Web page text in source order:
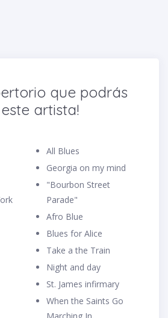
que podrás
artista!
All Blues
Georgia on my mind
"Bourbon Street
Parade"
Afro Blue
Blues for Alice
Take a the Train
Night and day
St. James infirmary
When the Saints Go